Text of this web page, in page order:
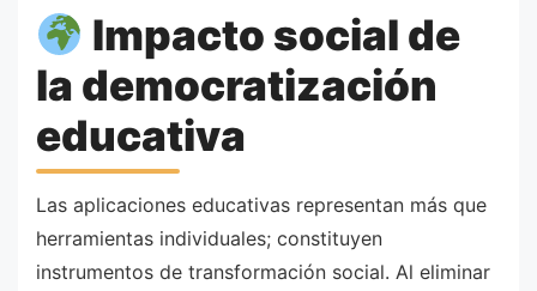
Impacto social de
la democratización
educativa
Las aplicaciones educativas representan más que
herramientas individuales; constituyen
instrumentos de transformación social. Al eliminar